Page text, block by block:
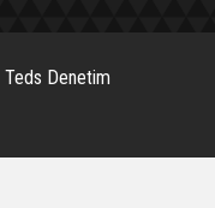
Teds Denetim